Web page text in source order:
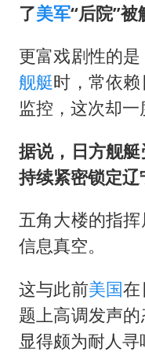
了美军“后院”被
更富戏剧性的
舰艇时，常依
监控，这次却一
据说，日方舰
持续紧密锁定辽
五角大楼的指
信息真空。
这与此前美国在
题上高调发声
显得颇为耐人寻